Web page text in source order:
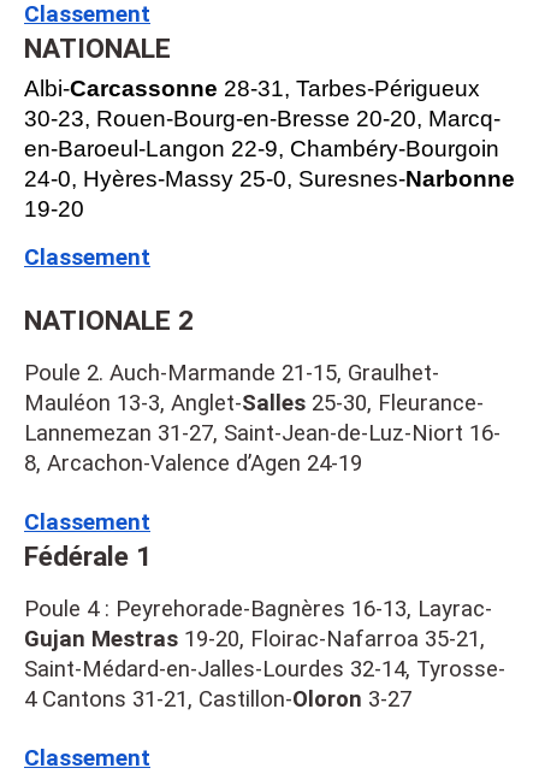
Classement
NATIONALE
Albi-Carcassonne 28-31, Tarbes-Périgueux
30-23, Rouen-Bourg-en-Bresse 20-20, Marcq-
en-Baroeul-Langon 22-9, Chambéry-Bourgoin
24-0, Hyères-Massy 25-0, Suresnes-Narbonne
19-20
Classement
NATIONALE 2
Poule 2. Auch-Marmande 21-15, Graulhet-
Mauléon 13-3, Anglet-Salles 25-30, Fleurance-
Lannemezan 31-27, Saint-Jean-de-Luz-Niort 16-
8, Arcachon-Valence d’Agen 24-19
Classement
Fédérale 1
Poule 4 : Peyrehorade-Bagnères 16-13, Layrac-
Gujan Mestras 19-20, Floirac-Nafarroa 35-21,
Saint-Médard-en-Jalles-Lourdes 32-14, Tyrosse-
4 Cantons 31-21, Castillon-Oloron 3-27
Classement